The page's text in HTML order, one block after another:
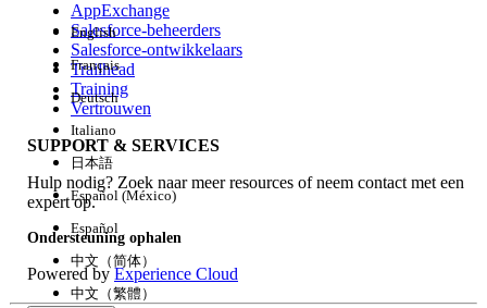
Ervaring
Alles wissen Gereed
AppExchange
Salesforce-beheerders
Salesforce-ontwikkelaars
Trailhead
Training
Vertrouwen
SUPPORT & SERVICES
Hulp nodig? Zoek naar meer resources of neem contact met een
expert op.
Ondersteuning ophalen
Powered byExperience Cloud
English
Français
Deutsch
Italiano
日本語
Español (México)
Español
中文（简体）
中文（繁體）